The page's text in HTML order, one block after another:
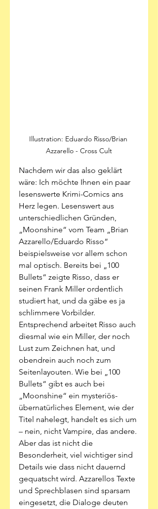
Illustration: Eduardo Risso/Brian
Azzarello - Cross Cult
Nachdem wir das also geklärt
wäre: Ich möchte Ihnen ein paar
lesenswerte Krimi-Comics ans
Herz legen. Lesenswert aus
unterschiedlichen Gründen,
„Moonshine“ vom Team „Brian
Azzarello/Eduardo Risso“
beispielsweise vor allem schon
mal optisch. Bereits bei „100
Bullets“ zeigte Risso, dass er
seinen Frank Miller ordentlich
studiert hat, und da gäbe es ja
schlimmere Vorbilder.
Entsprechend arbeitet Risso auch
diesmal wie ein Miller, der noch
Lust zum Zeichnen hat, und
obendrein auch noch zum
Seitenlayouten. Wie bei „100
Bullets“ gibt es auch bei
„Moonshine“ ein mysteriös-
übernatürliches Element, wie der
Titel nahelegt, handelt es sich um
– nein, nicht Vampire, das andere.
Aber das ist nicht die
Besonderheit, viel wichtiger sind
Details wie dass nicht dauernd
gequatscht wird. Azzarellos Texte
und Sprechblasen sind sparsam
eingesetzt, die Dialoge deuten